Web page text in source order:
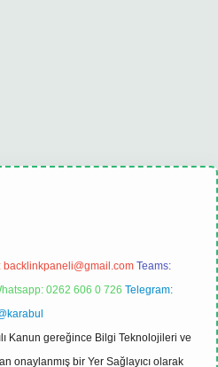
backlinkpaneli@gmail.com Teams:
0262 606 0 726 Telegram:
Kanun gereğince Bilgi Teknolojileri ve
onaylanmış bir Yer Sağlayıcı olarak